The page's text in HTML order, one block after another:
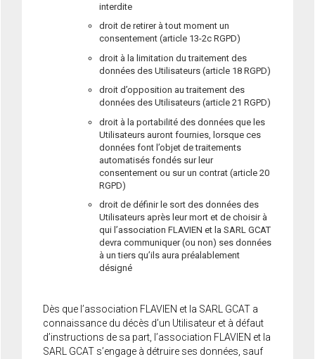
interdite
droit de retirer à tout moment un
consentement (article 13-2c RGPD)
droit à la limitation du traitement des
données des Utilisateurs (article 18 RGPD)
droit d’opposition au traitement des
données des Utilisateurs (article 21 RGPD)
droit à la portabilité des données que les
Utilisateurs auront fournies, lorsque ces
données font l’objet de traitements
automatisés fondés sur leur
consentement ou sur un contrat (article 20
RGPD)
droit de définir le sort des données des
Utilisateurs après leur mort et de choisir à
qui l’association FLAVIEN et la SARL GCAT
devra communiquer (ou non) ses données
à un tiers qu’ils aura préalablement
désigné
Dès que l’association FLAVIEN et la SARL GCAT a
connaissance du décès d’un Utilisateur et à défaut
d’instructions de sa part, l’association FLAVIEN et la
SARL GCAT s’engage à détruire ses données, sauf